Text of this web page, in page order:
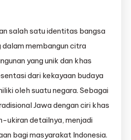
salah satu identitas bangsa
membangun citra
yang unik dan khas
dari kekayaan budaya
oleh suatu negara. Sebagai
Jawa dengan ciri khas
ukiran detailnya, menjadi
bagi masyarakat Indonesia.